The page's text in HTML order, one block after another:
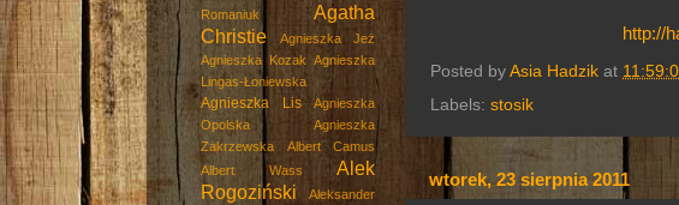
http://
Posted by Asia Hadzik at
Labels: stosik
wtorek, 23 sierpnia 2011
Romaniuk
Agatha
Christie
Agnieszka Jeż
Agnieszka Kozak Agnieszka
Lingas-Łoniewska
Agnieszka Lis
Agnieszka
Opolska
Agnieszka
Zakrzewska
Albert Camus
Albert Wass
Alek
Rogoziński
Aleksander